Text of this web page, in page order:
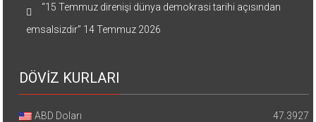
“15 Temmuz direnişi dünya demokrasi tarihi açısından
emsalsizdir” 14 Temmuz 2026
DÖVİZ KURLARI
ABD Doları
47.3927